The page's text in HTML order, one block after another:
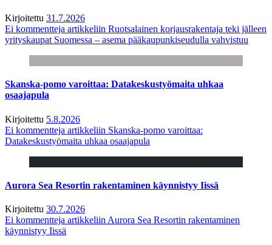
Kirjoitettu 31.7.2026
Ei kommentteja artikkeliin Ruotsalainen korjausrakentaja teki jälleen
yrityskaupat Suomessa – asema pääkaupunkiseudulla vahvistuu
Skanska-pomo varoittaa: Datakeskustyömaita uhkaa
osaajapula
Kirjoitettu 5.8.2026
Ei kommentteja artikkeliin Skanska-pomo varoittaa:
Datakeskustyömaita uhkaa osaajapula
Aurora Sea Resortin rakentaminen käynnistyy Iissä
Kirjoitettu 30.7.2026
Ei kommentteja artikkeliin Aurora Sea Resortin rakentaminen
käynnistyy Iissä